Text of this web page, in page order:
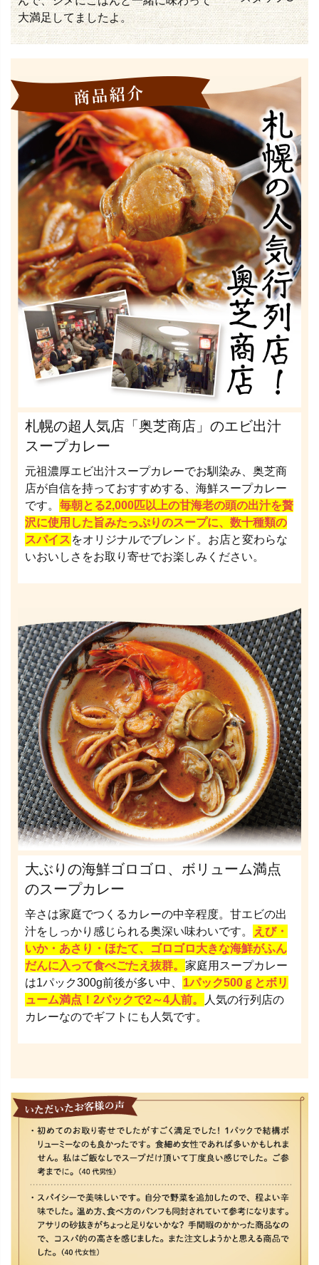
大満足してましたよ。
札幌の超人気店「奥芝商店」のエビ出汁
スープカレー
元祖濃厚エビ出汁スープカレーでお馴染み、奥芝商
店が自信を持っておすすめする、海鮮スープカレー
です。 毎朝とる2,000匹以上の甘海老の頭の出汁を贅
沢に使用した旨みたっぷりのスープに、数十種類の
スパイス をオリジナルでブレンド。お店と変わらな
いおいしさをお取り寄せでお楽しみください。
大ぶりの海鮮ゴロゴロ、ボリューム満点
のスープカレー
辛さは家庭でつくるカレーの中辛程度。甘エビの出
汁をしっかり感じられる奥深い味わいです。
えび・
いか・あさり・ほたて、ゴロゴロ大きな海鮮がふん
だんに入って食べごたえ抜群。 家庭用スープカレー
は1パック300g前後が多い中、
1パック500ｇとボリ
ューム満点！2パックで2～4人前。
人気の行列店の
カレーなのでギフトにも人気です。